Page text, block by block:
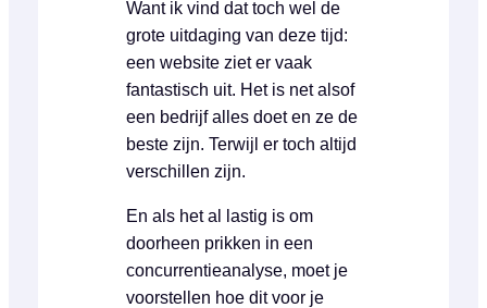
Want ik vind dat toch wel de
grote uitdaging van deze tijd:
een website ziet er vaak
fantastisch uit. Het is net alsof
een bedrijf alles doet en ze de
beste zijn. Terwijl er toch altijd
verschillen zijn.
En als het al lastig is om
doorheen prikken in een
concurrentieanalyse, moet je
voorstellen hoe dit voor je